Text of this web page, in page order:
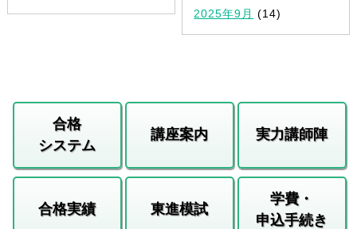
2025年9月 (14)
合格
システム
講座案内 実力講師陣
合格実績 東進模試
学費・
申込手続き